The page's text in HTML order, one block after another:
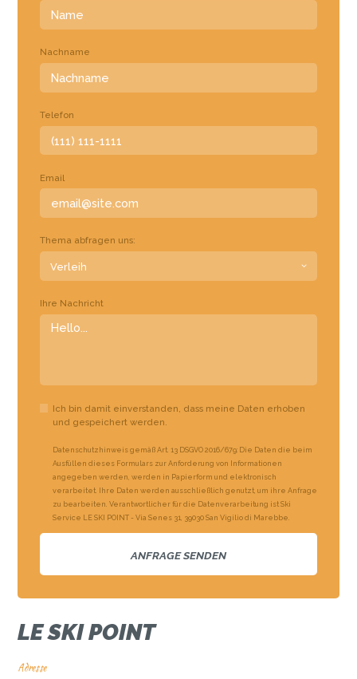
Nachname
Telefon
Email
Thema abfragen uns:
Ihre Nachricht
Ich bin damit einverstanden, dass meine Daten erhoben
und gespeichert werden.
Datenschutzhinweis gemäß Art. 13 DSGVO 2016/679: Die Daten die beim
Ausfüllen dieses Formulars zur Anforderung von Informationen
angegeben werden, werden in Papierform und elektronisch
verarbeitet. Ihre Daten werden ausschließlich genutzt, um ihre Anfrage
zu bearbeiten. Verantwortlicher für die Datenverarbeitung ist Ski
Service LE SKI POINT - Via Senes 31, 39030 San Vigilio di Marebbe.
LE SKI POINT
Adresse